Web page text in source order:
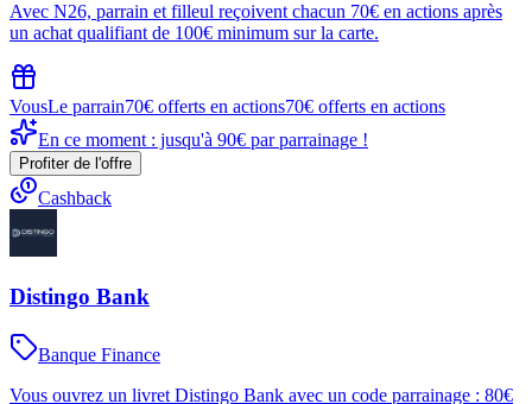
Avec N26, parrain et filleul reçoivent chacun 70€ en actions après
un achat qualifiant de 100€ minimum sur la carte.
VousLe parrain70€ offerts en actions70€ offerts en actions
En ce moment : jusqu'à 90€ par parrainage !
Profiter de l'offre
Cashback
Distingo Bank
Banque Finance
Vous ouvrez un livret Distingo Bank avec un code parrainage : 80€